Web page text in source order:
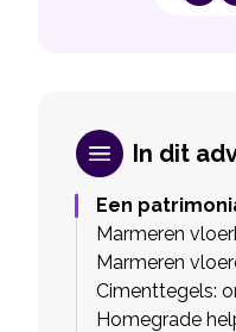
In dit
Een
Marmeren
Marmeren
Cimenttegels:
Homegrade